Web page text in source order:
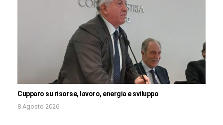
Cupparo su risorse, lavoro, energia e sviluppo
8 Agosto 2026